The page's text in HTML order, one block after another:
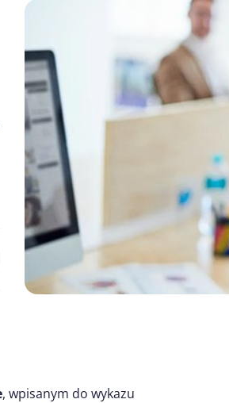
, wpisanym do wykazu